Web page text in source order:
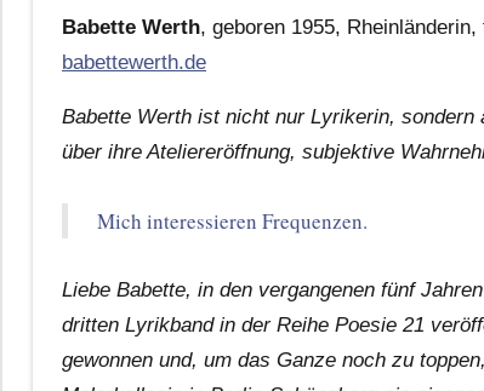
Babette Werth, geboren 1955,
babettewerth.de
Babette Werth ist nicht nur Lyrikerin,
über ihre Ateliereröffnung, subjektive
Mich interessieren Frequenzen.
Liebe Babette, in den vergangenen fünf
dritten Lyrikband in der Reihe Poesie 21
gewonnen und, um das Ganze noch zu